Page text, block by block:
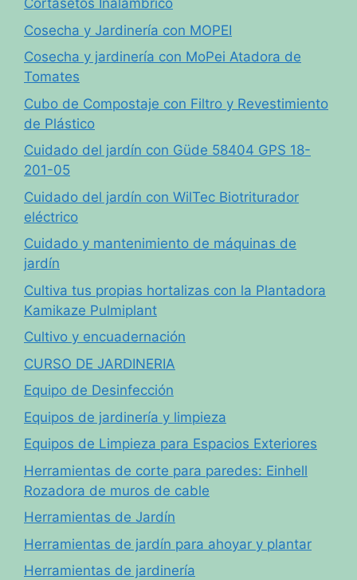
Cortasetos Inalámbrico
Cosecha y Jardinería con MOPEI
Cosecha y jardinería con MoPei Atadora de
Tomates
Cubo de Compostaje con Filtro y Revestimiento
de Plástico
Cuidado del jardín con Güde 58404 GPS 18-
201-05
Cuidado del jardín con WilTec Biotriturador
eléctrico
Cuidado y mantenimiento de máquinas de
jardín
Cultiva tus propias hortalizas con la Plantadora
Kamikaze Pulmiplant
Cultivo y encuadernación
CURSO DE JARDINERIA
Equipo de Desinfección
Equipos de jardinería y limpieza
Equipos de Limpieza para Espacios Exteriores
Herramientas de corte para paredes: Einhell
Rozadora de muros de cable
Herramientas de Jardín
Herramientas de jardín para ahoyar y plantar
Herramientas de jardinería